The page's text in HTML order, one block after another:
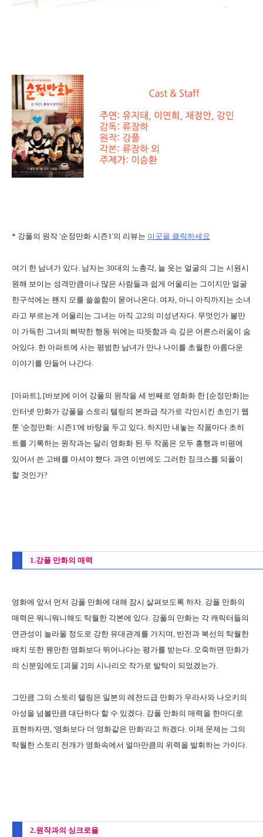
* 강풀의 원작 '순정만화 시즌1'의 리뷰는 이곳을 클릭하세요
여기 한 남녀가 있다. 남자는 30대의 노총각, 늘 웃는 얼굴의 그는 시원시
원해 보이는 성격만큼이나 많은 사람들과 쉽게 어울리는 그이지만 얼굴
한구석에는 왠지 모를 쓸쓸함이 묻어나온다. 여자, 아니 아직까지는 소녀
라고 부르는게 어울리는 그녀는 아직 고2의 미성년자다. 무엇인가 불만
이 가득한 그녀의 삐딱한 행동 뒤에는 따뜻함과 속 깊은 어른스러움이 숨
어있다. 한 아파트에 사는 평범한 남녀가 만나 나이를 초월한 아름다운
이야기를 만들어 나간다.
[아파트], [바보]에 이어 강풀의 원작을 세 번째로 영화화 한 [순정만화]는
인터넷 만화가 강풀을 스토리 텔링의 본좌급 작가로 각인시킨 초인기 웹
툰 '순정만화: 시즌1'에 바탕을 두고 있다. 하지만 내놓는 작품마다 초히
트를 기록하는 원작과는 달리 영화화 된 두 작품은 모두 흥행과 비평에
있어서 쓴 고배를 마셔야 했다. 과연 이번에도 그러한 징크스를 되풀이
할 것인가?
1.강풀 만화의 매력
영화에 앞서 먼저 강풀 만화에 대해 잠시 살펴보도록 하자. 강풀 만화의
매력은 뭐니뭐니해도 탁월한 각본에 있다. 강풀의 만화는 각 캐릭터들의
연관성이 놀라울 정도로 강한 유대관계를 가지며, 반전과 복선의 탁월한
배치 또한 웬만한 영화보다 뛰어나다는 평가를 받는다. 오죽하면 만화가
의 신분임에도 [괴물 2]의 시나리오 작가로 발탁이 되었겠는가.
그만큼 그의 스토리 텔링은 일본의 레전드급 만화가 우라사와 나오키의
아성을 넘볼만큼 대단하다 할 수 있겠다. 강풀 만화의 매력을 한마디로
표현하자면, '영화보다 더 영화같은 만화'라고 하겠다. 이제 문제는 그의
탁월한 스토리 전개가 영화속에서 얼마만큼의 위력을 발휘하는 가이다.
2.원작과의 싱크로율